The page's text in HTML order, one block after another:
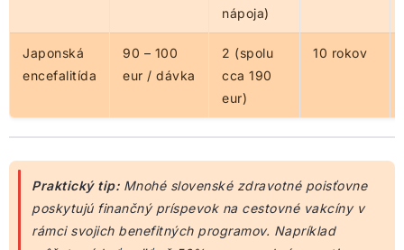
nápoja)
Japonská
encefalitída
90 – 100
eur / dávka
2 (spolu
cca 190
eur)
10 rokov
Praktický tip:Mnohé slovenské zdravotné poisťovne
poskytujú finančný príspevok na cestovné vakcíny v
rámci svojich benefitných programov. Napríklad